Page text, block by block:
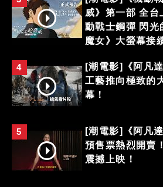
威》第一部 全台
動戰士鋼彈 閃光
魔女》大螢幕接
4
[潮電影]《阿凡
工藝推向極致的
幕！
5
[潮電影]《阿凡
預售票熱烈開賣
震撼上映！